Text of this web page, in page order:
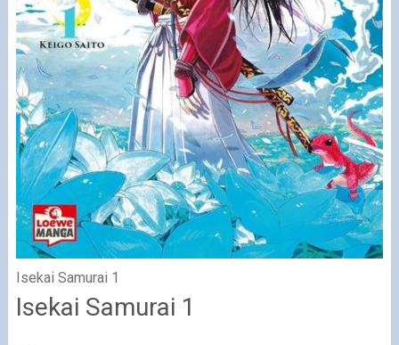
Isekai Samurai 1
Isekai Samurai 1